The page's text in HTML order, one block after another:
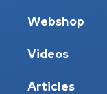
Webshop
Videos
Articles